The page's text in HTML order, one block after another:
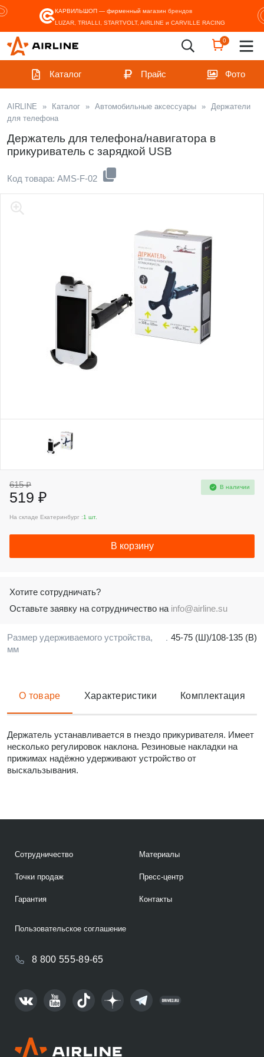
КАРВИЛЬШОП — фирменный магазин брендов
LUZAR, TRIALLI, STARTVOLT, AIRLINE и CARVILLE RACING
0
Каталог Прайс Фото
AIRLINE » Каталог » Автомобильные аксессуары » Держатели
для телефона
Держатель для телефона/навигатора в
прикуриватель с зарядкой USB
Код товара: AMS-F-02
Размер удерживаемого устройства,
мм
45-75 (Ш)/108-135 (В)
615 ₽
519 ₽
В наличии
На складе Екатеринбург :1 шт.
В корзину
Хотите сотрудничать?
Оставьте заявку на сотрудничество на info@airline.su
О товаре Характеристики Комплектация
Держатель устанавливается в гнездо прикуривателя. Имеет
несколько регулировок наклона. Резиновые накладки на
прижимах надёжно удерживают устройство от
выскальзывания.
Сотрудничество
Точки продаж
Гарантия
Материалы
Пресс-центр
Контакты
8 800 555-89-65
Пользовательское соглашение